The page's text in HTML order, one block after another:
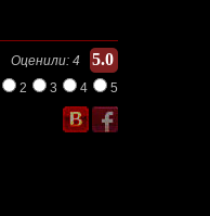
Оценили: 4 5.0
2 3 4 5